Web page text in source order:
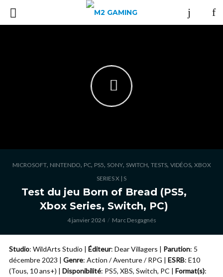
MICROSOFT, NINTENDO, PC, PS5, SONY, SWITCH, TESTS, VIDÉOS, XBOX
SERIES X | S
Test du jeu Born of Bread (PS5,
Xbox Series, Switch, PC)
4 janvier 2024 Marc Desgagnés
Studio: WildArts Studio | Éditeur: Dear Villagers | Parution: 5
décembre 2023 | Genre: Action / Aventure / RPG | ESRB: E10
(Tous, 10 ans+) | Disponibilité: PS5, XBS, Switch, PC | Format(s):